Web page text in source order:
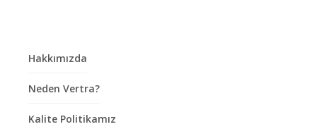
Hakkımızda
Neden Vertra?
Kalite Politikamız